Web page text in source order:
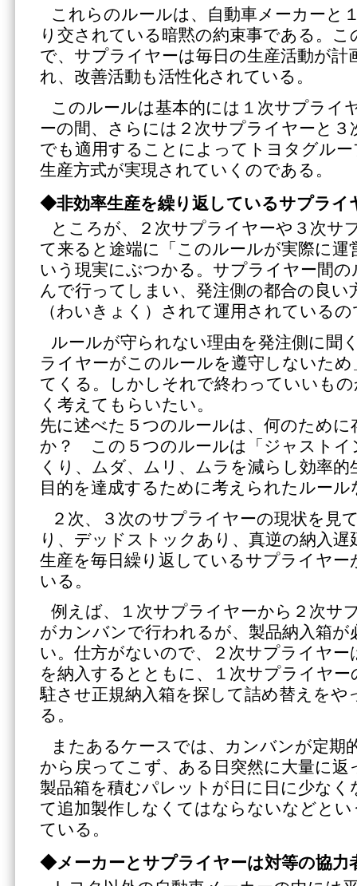
これらのルールは、自動車メーカーと
り交されている暗黙の約束事である。
で、サプライヤーは毎日の生産活動が計
れ、改善活動も活性化されている。
このルールは基本的には１次サプライ
ーの間、さらには２次サプライヤーと
でも適用することによってトヨタグル
生産方式が実現されていくのである。
◆非効率生産を繰り返しているサプライ
ところが、２次サプライヤーや３次サ
て来ると途端に「このルールが実際に
いう現実にぶつかる。サプライヤー間
んで行ってしまい、発注側の都合の良い
（わいきょく）されて運用されている
ルールが守られない理由を発注側に聞
ライヤーがこのルールを遵守しないた
てくる。しかしそれで終わっていいも
く考えてもらいたい。
先に述べた５つのルールは、何のため
か？ この５つのルールは「ジャストイ
くり、ムダ、ムリ、ムラを減らし効率
目的を達成するために考えられたルー
２次、３次のサプライヤーの現状を見
り、デッドストックあり、真逆の納入遅
生産を毎日繰り返しているサプライヤー
いる。
例えば、１次サプライヤーから２次サ
がカンバンで行われるが、製品納入箱が
い。仕方がないので、２次サプライヤー
を納入するとともに、１次サプライヤー
駐させ正規納入箱を探して詰め替えをや
る。
またあるケースでは、カンバンが定期
から戻ってこず、ある日突然に大量に
製品箱を積むパレットが日に日に少な
て追加製作しなくてはならないなどと
ている。
◆メーカーとサプライヤーは対等の協力